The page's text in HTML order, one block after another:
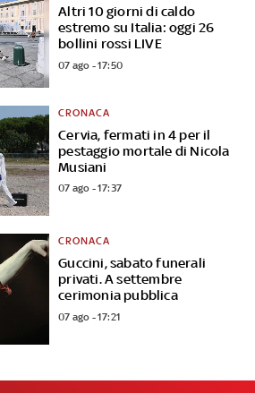
Altri 10 giorni di caldo
estremo su Italia: oggi 26
bollini rossi LIVE
07 ago - 17:50
Cervia, fermati in 4 per il
pestaggio mortale di Nicola
Musiani
CRONACA
07 ago - 17:37
Guccini, sabato funerali
privati. A settembre
cerimonia pubblica
CRONACA
07 ago - 17:21